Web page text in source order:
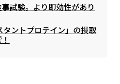
試験。より即効性があり
タントプロテイン」の摂取